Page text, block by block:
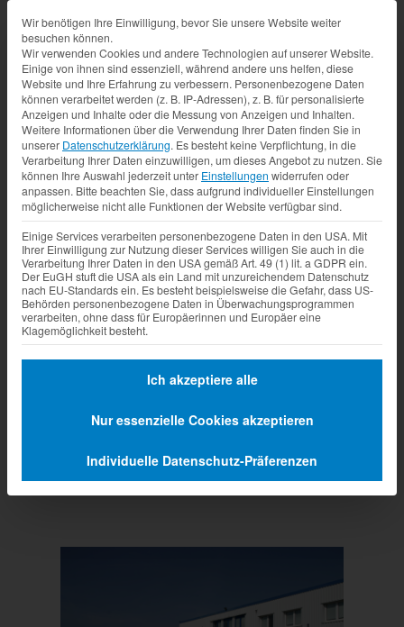
Datenschutz-Präferenz
Wir benötigen Ihre Einwilligung, bevor Sie unsere Website weiter
besuchen können.
Wir verwenden Cookies und andere Technologien auf unserer Website.
Einige von ihnen sind essenziell, während andere uns helfen, diese
Website und Ihre Erfahrung zu verbessern. Personenbezogene Daten
können verarbeitet werden (z. B. IP-Adressen), z. B. für personalisierte
Anzeigen und Inhalte oder die Messung von Anzeigen und Inhalten.
Weitere Informationen über die Verwendung Ihrer Daten finden Sie in
unserer Datenschutzerklärung. Es besteht keine Verpflichtung, in die
Verarbeitung Ihrer Daten einzuwilligen, um dieses Angebot zu nutzen. Sie
können Ihre Auswahl jederzeit unter Einstellungen widerrufen oder
anpassen. Bitte beachten Sie, dass aufgrund individueller Einstellungen
möglicherweise nicht alle Funktionen der Website verfügbar sind.
Einige Services verarbeiten personenbezogene Daten in den USA. Mit
Ihrer Einwilligung zur Nutzung dieser Services willigen Sie auch in die
Verarbeitung Ihrer Daten in den USA gemäß Art. 49 (1) lit. a GDPR ein.
Der EuGH stuft die USA als ein Land mit unzureichendem Datenschutz
nach EU-Standards ein. Es besteht beispielsweise die Gefahr, dass US-
Behörden personenbezogene Daten in Überwachungsprogrammen
verarbeiten, ohne dass für Europäerinnen und Europäer eine
Klagemöglichkeit besteht.
Ich akzeptiere alle
Nur essenzielle Cookies akzeptieren
Individuelle Datenschutz-Präferenzen